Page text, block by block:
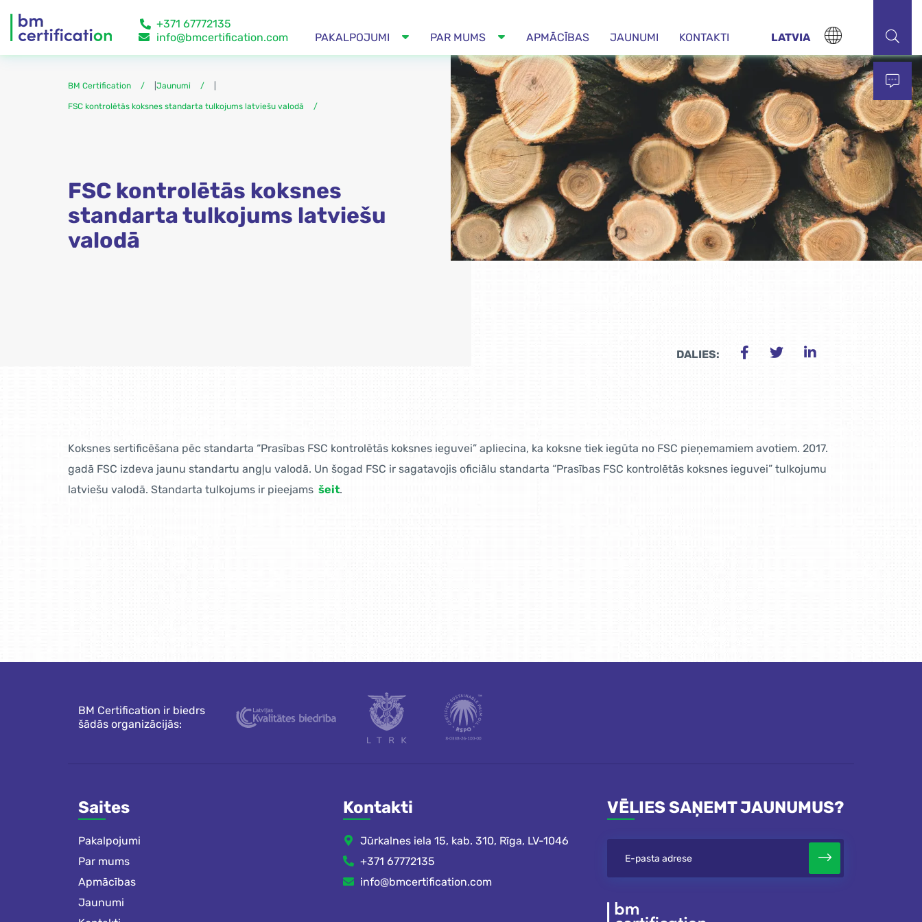
+371 67772135
info@bmcertification.com
PAKALPOJUMI PAR MUMS APMĀCĪBAS JAUNUMI KONTAKTI LATVIA
BM Certification Jaunumi
FSC kontrolētās koksnes standarta tulkojums latviešu valodā
FSC kontrolētās koksnes
standarta tulkojums latviešu
valodā
DALIES:
Koksnes sertificēšana pēc standarta “Prasības FSC kontrolētās koksnes ieguvei” apliecina, ka koksne tiek iegūta no FSC pieņemamiem avotiem. 2017.
gadā FSC izdeva jaunu standartu angļu valodā. Un šogad FSC ir sagatavojis oficiālu standarta “Prasības FSC kontrolētās koksnes ieguvei” tulkojumu
latviešu valodā. Standarta tulkojums ir pieejams šeit.
BM Certification ir biedrs
šādās organizācijās:
Saites
Pakalpojumi
Par mums
Apmācības
Jaunumi
Kontakti
Jūrkalnes iela 15, kab. 310, Rīga, LV-1046
+371 67772135
info@bmcertification.com
VĒLIES SAŅEMT JAUNUMUS?